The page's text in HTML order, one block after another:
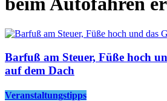
Barfuß am Steuer, Füße hoch
auf dem Dach
Veranstaltungstipps